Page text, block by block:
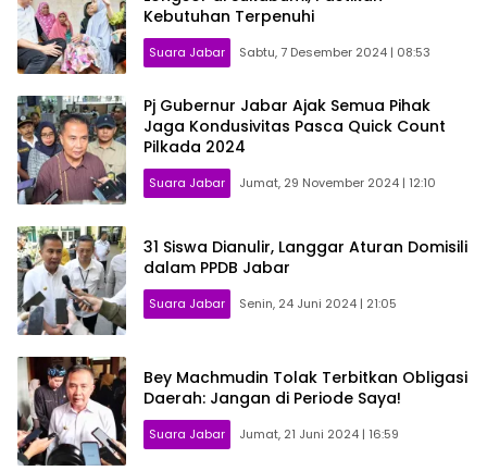
Kebutuhan Terpenuhi
Suara Jabar Sabtu, 7 Desember 2024 | 08:53
Pj Gubernur Jabar Ajak Semua Pihak
Jaga Kondusivitas Pasca Quick Count
Pilkada 2024
Suara Jabar Jumat, 29 November 2024 | 12:10
31 Siswa Dianulir, Langgar Aturan Domisili
dalam PPDB Jabar
Suara Jabar Senin, 24 Juni 2024 | 21:05
Bey Machmudin Tolak Terbitkan Obligasi
Daerah: Jangan di Periode Saya!
Suara Jabar Jumat, 21 Juni 2024 | 16:59